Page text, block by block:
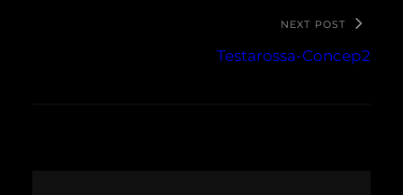
NEXT POST
Testarossa-Concep2